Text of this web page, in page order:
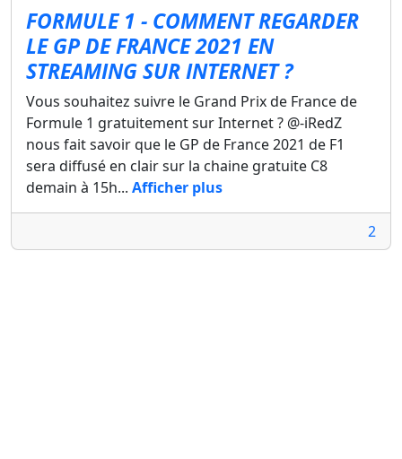
FORMULE 1 - COMMENT REGARDER
LE GP DE FRANCE 2021 EN
STREAMING SUR INTERNET ?
Vous souhaitez suivre le Grand Prix de France de
Formule 1 gratuitement sur Internet ? @-iRedZ
nous fait savoir que le GP de France 2021 de F1
sera diffusé en clair sur la chaine gratuite C8
demain à 15h... Afficher plus
2